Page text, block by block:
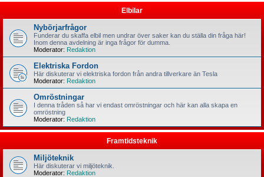
Elbilar
Nybörjarfrågor
Funderar du skaffa elbil men undrar över saker kan du ställa din fråga här!
Inom denna avdelning är inga frågor för dumma.
Moderator: Redaktion
Elektriska Fordon
Här diskuterar vi elektriska fordon från andra tillverkare än Tesla
Moderator: Redaktion
Omröstningar
I denna tråden så har vi endast omröstningar och här kan alla skapa en
omröstning
Moderator: Redaktion
Framtidsteknik
Miljöteknik
Här diskuterar vi miljöteknik.
Moderator: Redaktion